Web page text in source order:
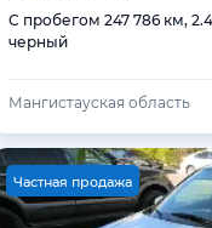
С пробегом 247 786 км,
черный
Мангистауская область
Частная продажа